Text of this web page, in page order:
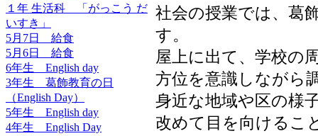
１年 生活科 「がっこう だ
いすき」
5月7日 給食
5月6日 給食
6年生 English day
3年生 葛飾教育の日
（English Day）
5年生 English day
4年生 English Day
社会の授業では、葛
す。
屋上に出て、学校の
方位を意識しながら
身近な地域や区の様
改めて目を向けるこ